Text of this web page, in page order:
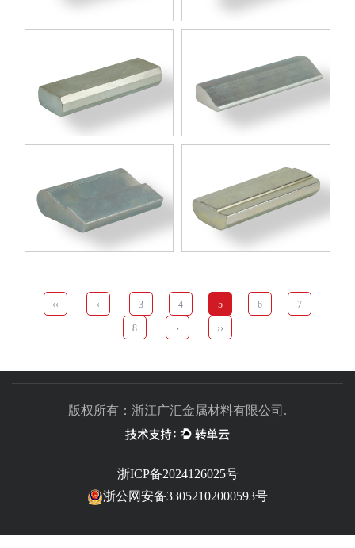
‹‹ ‹ 3 4 5 6 7
8 › ››
版权所有：浙江广汇金属材料有限公司.
浙ICP备2024126025号
浙公网安备33052102000593号